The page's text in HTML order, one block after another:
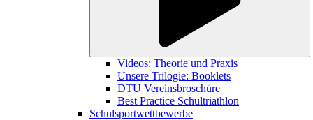
Videos: Theorie und Praxis
Unsere Trilogie: Booklets
DTU Vereinsbroschüre
Best Practice Schultriathlon
Schulsportwettbewerbe